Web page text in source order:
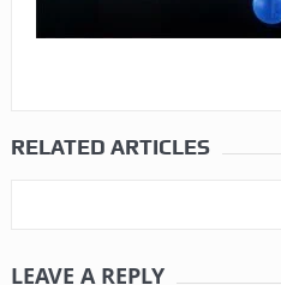
RELATED ARTICLES
LEAVE A REPLY